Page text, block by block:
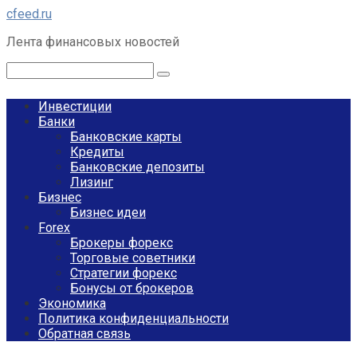
Перейти
контенту
cfeed.ru
Лента финансовых новостей
Инвестиции
Банки
Банковские карты
Кредиты
Банковские депозиты
Лизинг
Бизнес
Бизнес идеи
Forex
Брокеры форекс
Торговые советники
Стратегии форекс
Бонусы от брокеров
Экономика
Политика конфиденциальности
Обратная связь